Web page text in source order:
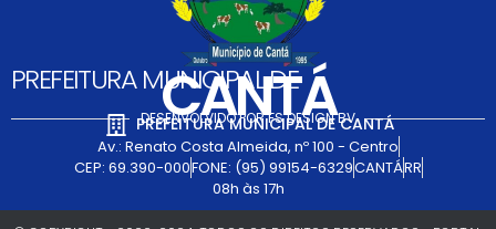
PREFEITURA MUNICIPAL DE
CANTÁ
DESENVOLVIDO POR FS DESIGN BV
PREFEITURA MUNICIPAL DE CANTÁ
Av.: Renato Costa Almeida, nº 100 - Centro
CEP: 69.390-000FONE: (95) 99154-6329CANTÁRR
08h às 17h